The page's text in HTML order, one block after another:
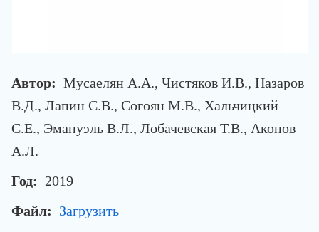
Автор: Мусаелян А.А., Чистяков И.В., Назаров
В.Д., Лапин С.В., Согоян М.В., Хальчицкий
С.Е., Эмануэль В.Л., Лобачевская Т.В., Акопов
А.Л.
Год: 2019
Файл: Загрузить